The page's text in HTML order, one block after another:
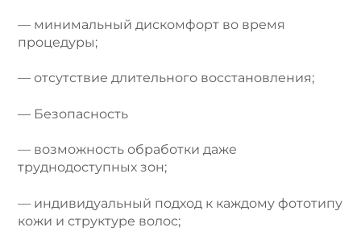
— минимальный дискомфорт во время
процедуры;
— отсутствие длительного восстановления;
— Безопасность
— возможность обработки даже
труднодоступных зон;
— индивидуальный подход к каждому фототипу
кожи и структуре волос;